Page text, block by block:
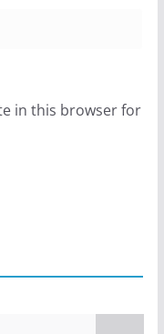
in this browser for